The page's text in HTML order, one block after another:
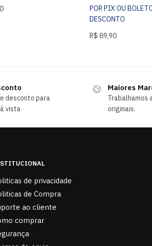
POR PIX OU
DESCONTO
R$ 89,90
desconto para
vista
Maiores
Trabalhamos
originais.
de privacidade
de Compra
ao cliente
comprar